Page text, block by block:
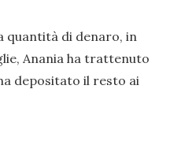
quantità di denaro, in
Anania ha trattenuto
depositato il resto ai